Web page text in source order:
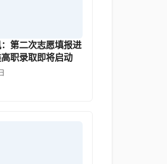
第二次志愿填报进
职录取即将启动